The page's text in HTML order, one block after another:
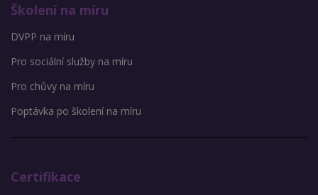
Školení na míru
DVPP na míru
Pro sociální služby na míru
Pro chůvy na míru
Poptávka po školení na míru
Certifikace